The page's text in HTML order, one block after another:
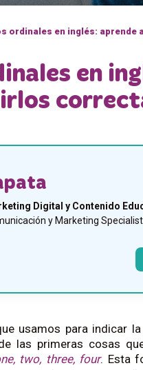
ordinales en inglés:
en
Digital y Contenido
y Marketing Specialist
usamos para indicar
las primeras cosas
two, three, four. Esta